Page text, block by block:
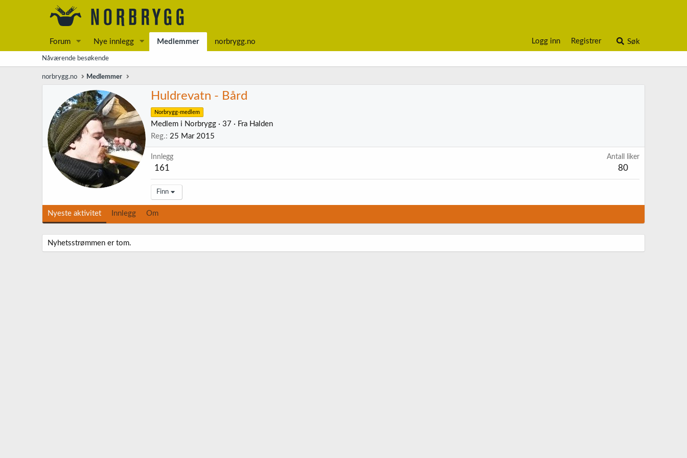
Forum Nye innlegg Medlemmer norbrygg.no Logg inn Registrer Søk
Nåværende besøkende
norbrygg.no Medlemmer
Huldrevatn - Bård
Norbrygg-medlem
Medlem i Norbrygg · 37 · Fra Halden
Reg. 25 Mar 2015
Innlegg
161
Antall liker
80
Finn
Nyeste aktivitet Innlegg Om
Nyhetsstrømmen er tom.